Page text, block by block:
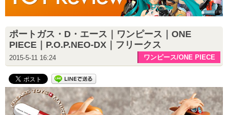
ポートガス・D・エース｜ワンピース｜ONE
PIECE｜P.O.P.NEO-DX｜フリークス
2015-5-11 16:24 ワンピース/ONE PIECE